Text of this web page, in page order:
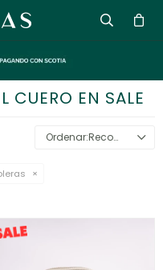
CUERO EN SALE
Recomendados